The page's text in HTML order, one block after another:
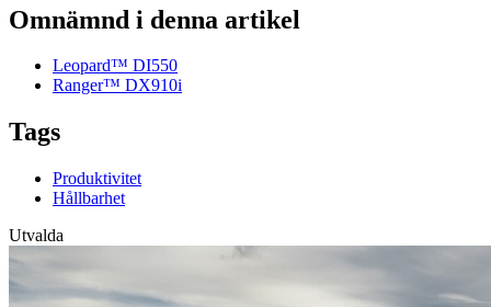
Omnämnd i denna artikel
Leopard™ DI550
Ranger™ DX910i
Tags
Produktivitet
Hållbarhet
Utvalda